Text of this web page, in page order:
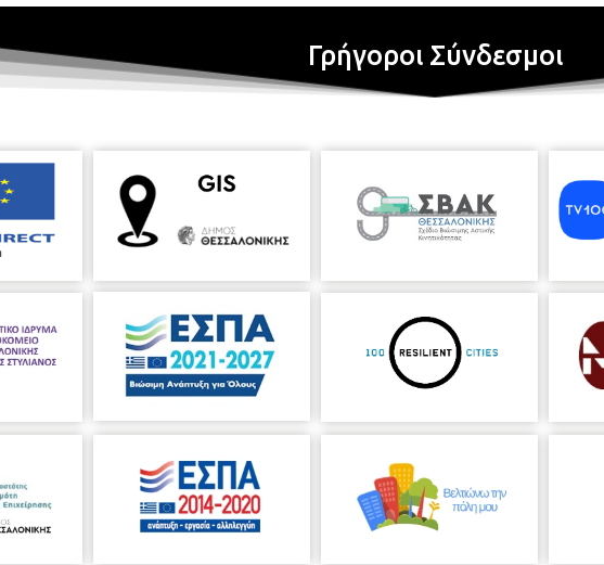
Γρήγοροι Σύνδεσμοι